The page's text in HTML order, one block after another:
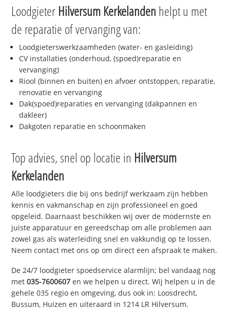
Loodgieter Hilversum Kerkelanden helpt u met
de reparatie of vervanging van:
Loodgieterswerkzaamheden (water- en gasleiding)
CV installaties (onderhoud, (spoed)reparatie en
vervanging)
Riool (binnen en buiten) en afvoer ontstoppen, reparatie,
renovatie en vervanging
Dak(spoed)reparaties en vervanging (dakpannen en
dakleer)
Dakgoten reparatie en schoonmaken
Top advies, snel op locatie in Hilversum
Kerkelanden
Alle loodgieters die bij ons bedrijf werkzaam zijn hebben
kennis en vakmanschap en zijn professioneel en goed
opgeleid. Daarnaast beschikken wij over de modernste en
juiste apparatuur en gereedschap om alle problemen aan
zowel gas als waterleiding snel en vakkundig op te lossen.
Neem contact met ons op om direct een afspraak te maken.
De 24/7 loodgieter spoedservice alarmlijn; bel vandaag nog
met035-7600607 en we helpen u direct. Wij helpen u in de
gehele 035 regio en omgeving, dus ook in: Loosdrecht,
Bussum, Huizen en uiteraard in 1214 LR Hilversum.